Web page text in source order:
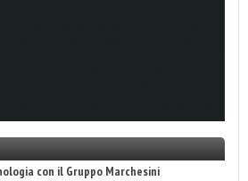
con il Gruppo Marchesini